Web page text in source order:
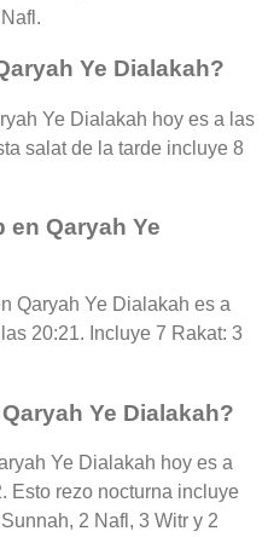
Ye Dialakah?
Ye Dialakah hoy es a las
salat de la tarde incluye 8
en Qaryah Ye
Qaryah Ye Dialakah es a
20:21. Incluye 7 Rakat: 3
Ye Dialakah?
Ye Dialakah hoy es a
Esto rezo nocturna incluye
2 Nafl, 3 Witr y 2